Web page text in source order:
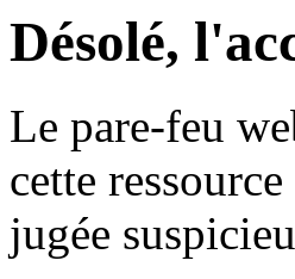
Désolé,
Le pare-feu
cette
jugée